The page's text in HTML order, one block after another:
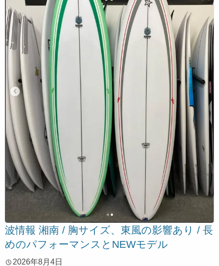
波情報 湘南 / 胸サイズ、東風の影響あり / 長
めのパフォーマンスとNEWモデル
2026年8月4日